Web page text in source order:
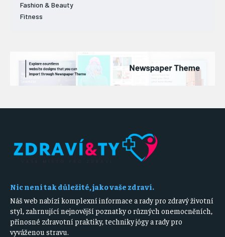
Fashion & Beauty
Fitness
Nic není tak důležité, jako vaše zdraví.
Náš web nabízí komplexní informace a rady pro zdravý životní
styl, zahrnující nejnovější poznatky o různých onemocněních,
přínosné zdravotní praktiky, techniky jógy a rady pro
vyváženou stravu.